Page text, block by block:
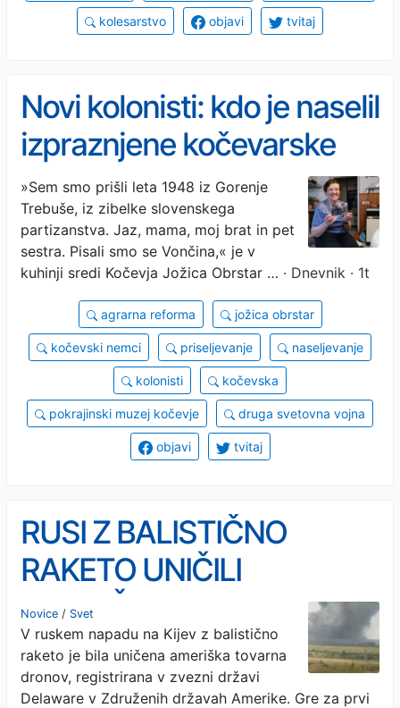
kolesarstvo objavi tvitaj
Novi kolonisti: kdo je naselil
izpraznjene kočevarske
vasi
»Sem smo prišli leta 1948 iz Gorenje
Trebuše, iz zibelke slovenskega
partizanstva. Jaz, mama, moj brat in pet
sestra. Pisali smo se Vončina,« je v
kuhinji sredi Kočevja Jožica Obrstar … · Dnevnik · 1t
agrarna reforma jožica obrstar
kočevski nemci priseljevanje naseljevanje
kolonisti kočevska
pokrajinski muzej kočevje druga svetovna vojna
objavi tvitaj
RUSI Z BALISTIČNO
RAKETO UNIČILI
AMERIŠKO TOVARNO
DRONOV V KIJEVU: "Ne
zanima jih, kdo je lastnik"
Novice / Svet
V ruskem napadu na Kijev z balistično
raketo je bila uničena ameriška tovarna
dronov, registrirana v zvezni državi
Delaware v Združenih državah Amerike. Gre za prvi